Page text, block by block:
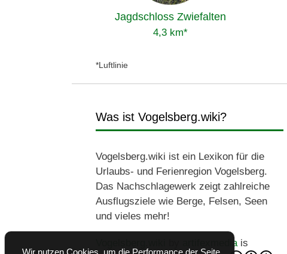
Jagdschloss Zwiefalten
4,3 km*
*Luftlinie
Was ist Vogelsberg.wiki?
Vogelsberg.wiki ist ein Lexikon für die
Urlaubs- und Ferienregion Vogelsberg.
Das Nachschlagewerk zeigt zahlreiche
Ausflugsziele wie Berge, Felsen, Seen
und vieles mehr!
artifexmediais
Wir nutzen Cookies, um die Performance der Seite